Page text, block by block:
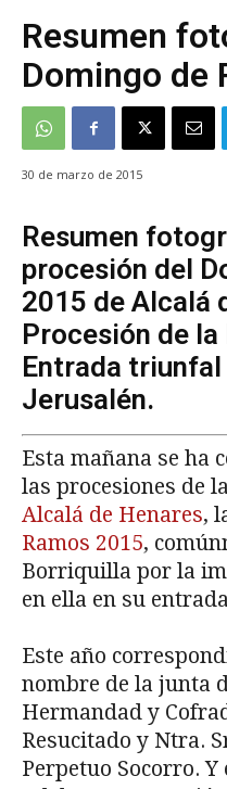
Resumen
Domingo de
30 de marzo de 2015
Resumen
procesión del
2015 de Alcalá
Procesión de
Entrada triunfal
Jerusalén.
Esta mañana se ha
las procesiones de la
Alcalá de Henares,
Ramos 2015,
Borriquilla por la
en ella en su
Este año
nombre de la junta
Hermandad y
Resucitado y Ntra.
Perpetuo Socorro.